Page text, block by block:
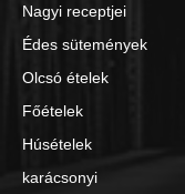
Nagyi receptjei
Édes sütemények
Olcsó ételek
Főételek
Húsételek
karácsonyi